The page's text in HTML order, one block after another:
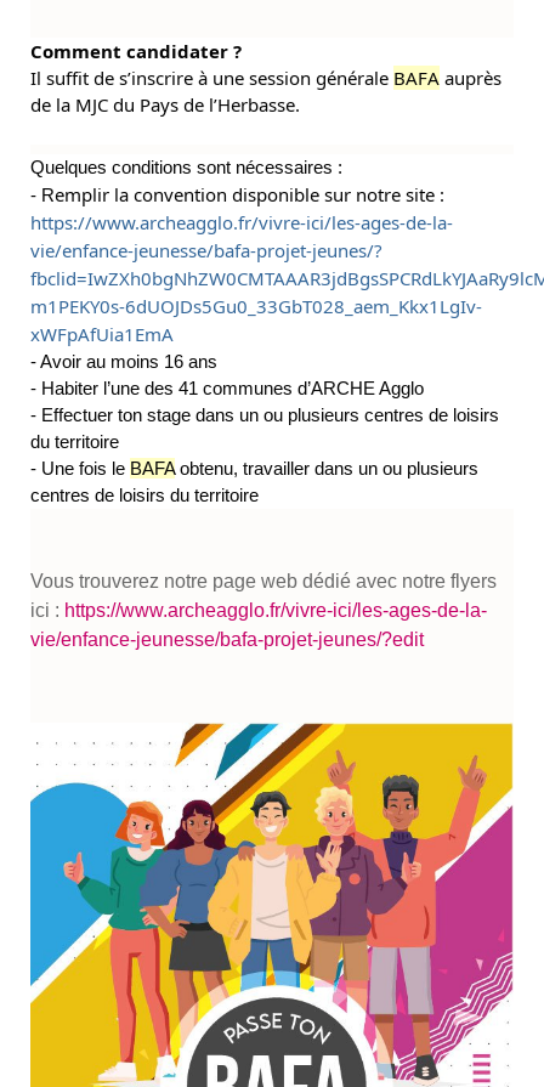
Comment candidater ?
Il suffit de s’inscrire à une session générale BAFA auprès
de la MJC du Pays de l’Herbasse.
Quelques conditions sont nécessaires :
- Remplir la convention disponible sur notre site :
https://www.archeagglo.fr/vivre-ici/les-ages-de-la-
vie/enfance-jeunesse/bafa-projet-jeunes/?
m1PEKY0s-6dUOJDs5Gu0_33GbT028_aem_Kkx1LgIv-
xWFpAfUia1EmA
- Avoir au moins 16 ans
- Habiter l’une des 41 communes d’ARCHE Agglo
- Effectuer ton stage dans un ou plusieurs centres de loisirs
du territoire
- Une fois le BAFAobtenu, travailler dans un ou plusieurs
centres de loisirs du territoire
Vous trouverez notre page web dédié avec notre flyers
ici : https://www.archeagglo.fr/vivre-ici/les-ages-de-la-
vie/enfance-jeunesse/bafa-projet-jeunes/?edit